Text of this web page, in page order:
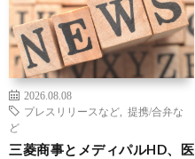
2026.08.08
プレスリリースなど
提携/合弁な
ど
三菱商事とメディパルHD、医